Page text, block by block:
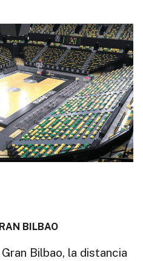
BILBAO
Bilbao, la distancia